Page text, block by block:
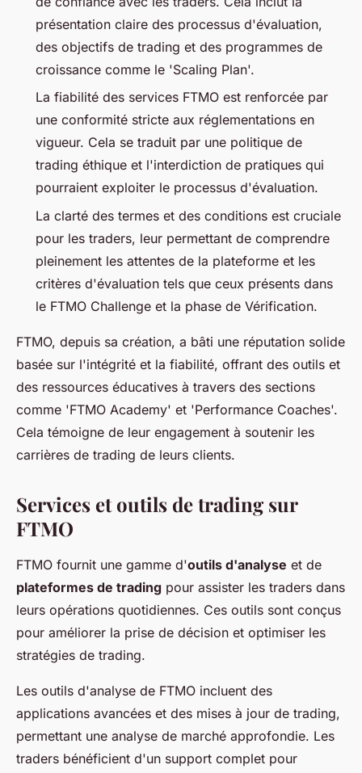
présentation claire des processus d'évaluation,
des objectifs de trading et des programmes de
croissance comme le 'Scaling Plan'.
La fiabilité des services FTMO est renforcée par
une conformité stricte aux réglementations en
vigueur. Cela se traduit par une politique de
trading éthique et l'interdiction de pratiques qui
pourraient exploiter le processus d'évaluation.
La clarté des termes et des conditions est cruciale
pour les traders, leur permettant de comprendre
pleinement les attentes de la plateforme et les
critères d'évaluation tels que ceux présents dans
le FTMO Challenge et la phase de Vérification.
FTMO, depuis sa création, a bâti une réputation solide
basée sur l'intégrité et la fiabilité, offrant des outils et
des ressources éducatives à travers des sections
comme 'FTMO Academy' et 'Performance Coaches'.
Cela témoigne de leur engagement à soutenir les
carrières de trading de leurs clients.
Services et outils de trading sur
FTMO
FTMO fournit une gamme d'outils d'analyse et de
plateformes de trading pour assister les traders dans
leurs opérations quotidiennes. Ces outils sont conçus
pour améliorer la prise de décision et optimiser les
stratégies de trading.
Les outils d'analyse de FTMO incluent des
applications avancées et des mises à jour de trading,
permettant une analyse de marché approfondie. Les
traders bénéficient d'un support complet pour